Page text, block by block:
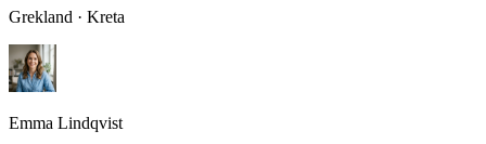
Grekland · Kreta
Emma Lindqvist